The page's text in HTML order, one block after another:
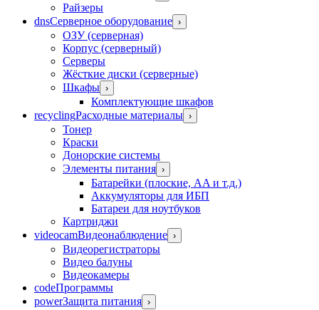
Райзеры
dnsСерверное оборудование ›
ОЗУ (серверная)
Корпус (серверный)
Серверы
Жёсткие диски (серверные)
Шкафы ›
Комплектующие шкафов
recyclingРасходные материалы ›
Тонер
Краски
Донорские системы
Элементы питания ›
Батарейки (плоские, AA и т.д.)
Аккумуляторы для ИБП
Батареи для ноутбуков
Картриджи
videocamВидеонаблюдение ›
Видеорегистраторы
Видео балуны
Видеокамеры
codeПрограммы
powerЗащита питания ›